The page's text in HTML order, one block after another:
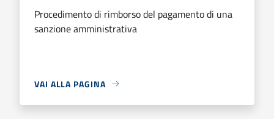
Procedimento di rimborso del pagamento di una
sanzione amministrativa
VAI ALLA PAGINA